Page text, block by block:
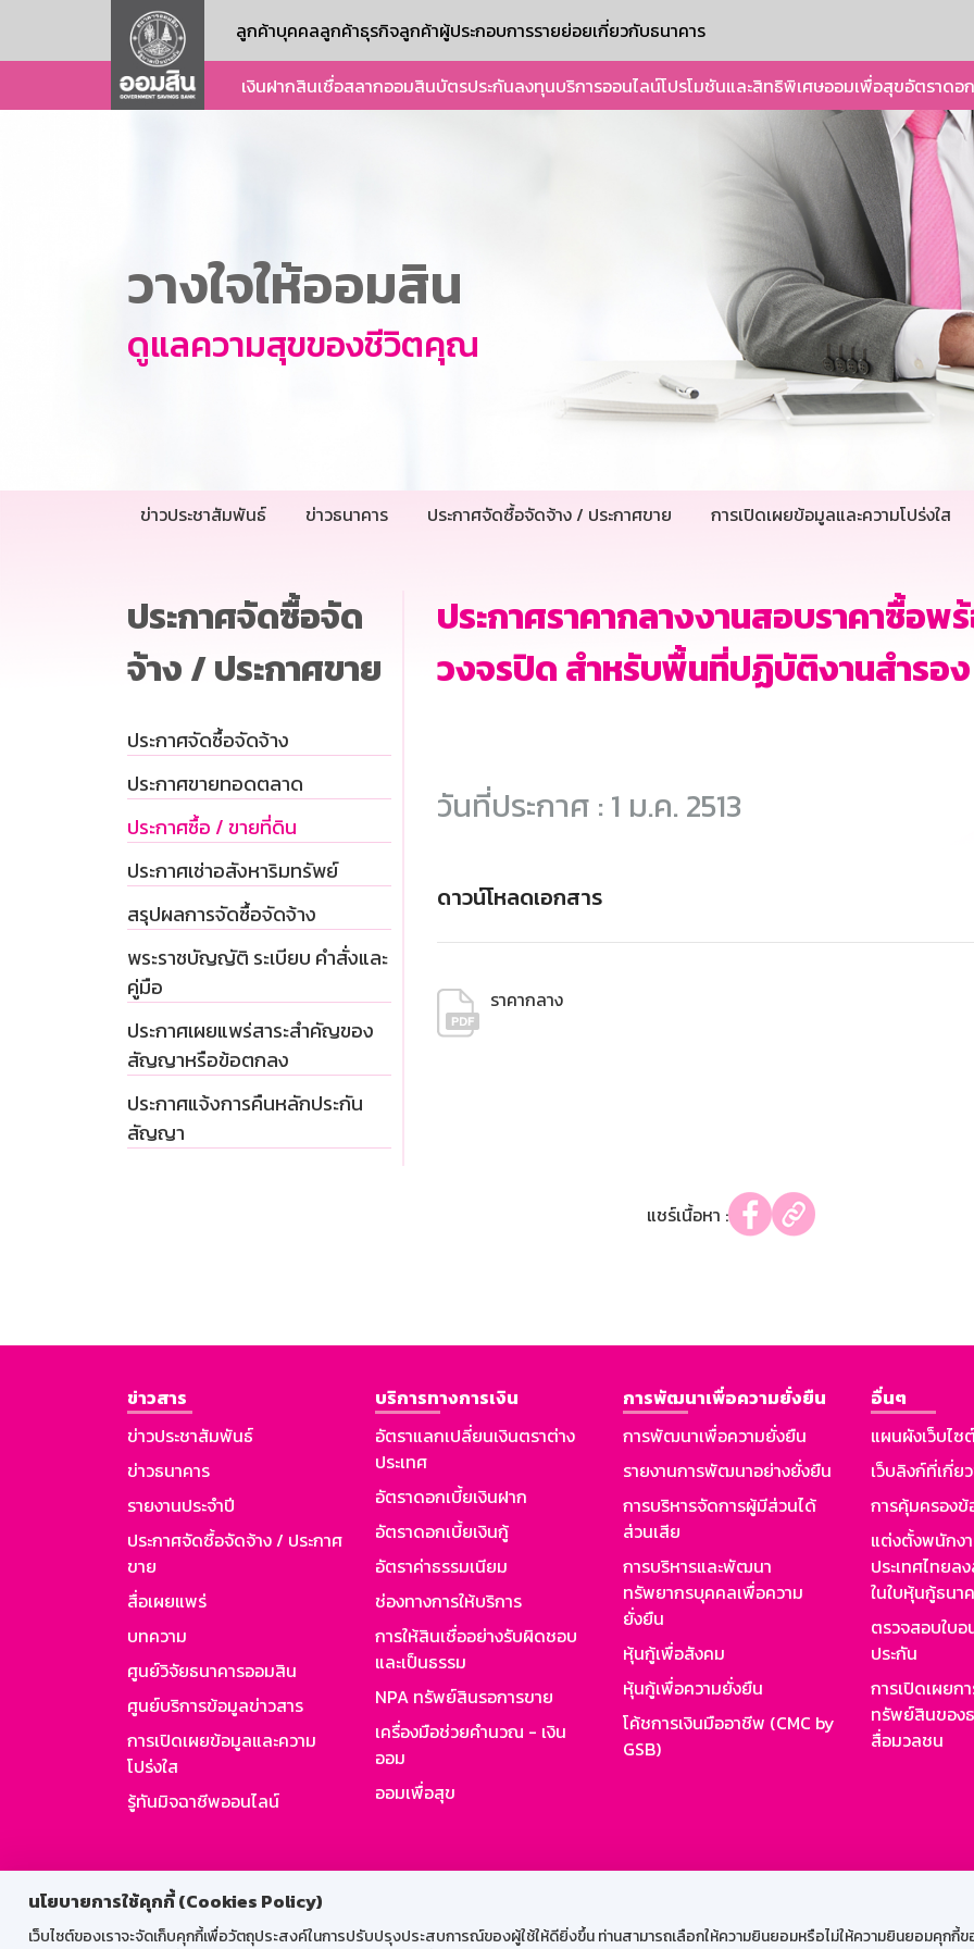
นโยบายการใช้คุกกี้ (Cookies Policy)
เว็บไซต์ของเราจะจัดเก็บคุกกี้เพื่อวัตถุประสงค์ในการปรับปรุงประสบการณ์ของผู้ใช้ให้ดียิ่งขึ้น ท่านสามารถเลือกให้ความยินยอมหรือไม่ให้ความยินยอมคุกกี้ข
ลูกค้าบุคคลลูกค้าธุรกิจลูกค้าผู้ประกอบการรายย่อยเกี่ยวกับธนาคาร
เงินฝากสินเชื่อสลากออมสินบัตรประกันลงทุนบริการออนไลน์โปรโมชันและสิทธิพิเศษออมเพื่อสุขอัตราดอ
วางใจให้ออมสิน
ดูแลความสุขของชีวิตคุณ
ข่าวประชาสัมพันธ์ ข่าวธนาคาร ประกาศจัดซื้อจัดจ้าง / ประกาศขาย การเปิดเผยข้อมูลและความโปร่งใส
ประกาศจัดซื้อจัด
จ้าง / ประกาศขาย
ประกาศจัดซื้อจัดจ้าง
ประกาศขายทอดตลาด
ประกาศซื้อ / ขายที่ดิน
ประกาศเช่าอสังหาริมทรัพย์
สรุปผลการจัดซื้อจัดจ้าง
พระราชบัญญัติ ระเบียบ คำสั่งและ
คู่มือ
ประกาศเผยแพร่สาระสำคัญของ
สัญญาหรือข้อตกลง
ประกาศแจ้งการคืนหลักประกัน
สัญญา
ประกาศราคากลางงานสอบราคาซื้อ
วงจรปิด สำหรับพื้นที่ปฏิบัติงานสำรอง
วันที่ประกาศ : 1 ม.ค. 2513
ดาวน์โหลดเอกสาร
ราคากลาง
แชร์เนื้อหา :
ข่าวสาร
ข่าวประชาสัมพันธ์
ข่าวธนาคาร
รายงานประจำปี
ประกาศจัดซื้อจัดจ้าง / ประกาศ
ขาย
สื่อเผยแพร่
บทความ
ศูนย์วิจัยธนาคารออมสิน
ศูนย์บริการข้อมูลข่าวสาร
การเปิดเผยข้อมูลและความ
โปร่งใส
รู้ทันมิจฉาชีพออนไลน์
บริการทางการเงิน
อัตราแลกเปลี่ยนเงินตราต่าง
ประเทศ
อัตราดอกเบี้ยเงินฝาก
อัตราดอกเบี้ยเงินกู้
อัตราค่าธรรมเนียม
ช่องทางการให้บริการ
การให้สินเชื่ออย่างรับผิดชอบ
และเป็นธรรม
NPA ทรัพย์สินรอการขาย
เครื่องมือช่วยคำนวณ - เงิน
ออม
ออมเพื่อสุข
การพัฒนาเพื่อความยั่งยืน
การพัฒนาเพื่อความยั่งยืน
รายงานการพัฒนาอย่างยั่งยืน
การบริหารจัดการผู้มีส่วนได้
ส่วนเสีย
การบริหารและพัฒนา
ทรัพยากรบุคคลเพื่อความ
ยั่งยืน
หุ้นกู้เพื่อสังคม
หุ้นกู้เพื่อความยั่งยืน
โค้ชการเงินมืออาชีพ (CMC by
GSB)
อื่นๆ
แผนผังเว็บไซ
เว็บลิงก์ที่เกี่ย
การคุ้มครอง
แต่งตั้งพนักง
ประเทศไทยล
ในใบหุ้นกู้ธนา
ตรวจสอบใบ
ประกัน
การเปิดเผยก
ทรัพย์สินของ
สื่อมวลชน